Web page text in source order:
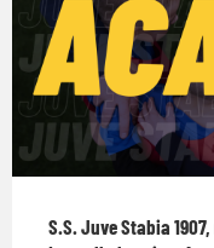
S.S. Juve Stabia